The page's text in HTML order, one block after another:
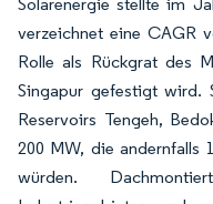
verzeichnet eine CAGR
Rolle als Rückgrat des
Singapur gefestigt wird.
Reservoirs Tengeh,
200 MW, die andernfalls
würden.